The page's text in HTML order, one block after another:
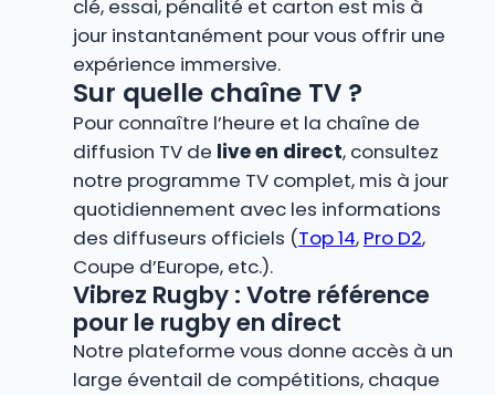
clé, essai, pénalité et carton est mis à
jour instantanément pour vous offrir une
expérience immersive.
Sur quelle chaîne TV ?
Pour connaître l’heure et la chaîne de
diffusion TV de live en direct, consultez
notre programme TV complet, mis à jour
quotidiennement avec les informations
des diffuseurs officiels (Top 14, Pro D2,
Coupe d’Europe, etc.).
Vibrez Rugby : Votre référence
pour le rugby en direct
Notre plateforme vous donne accès à un
large éventail de compétitions, chaque